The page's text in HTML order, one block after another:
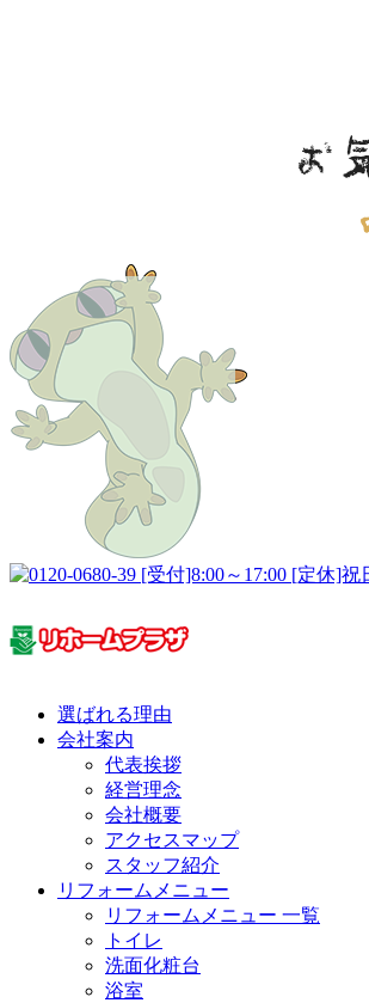
選ばれる理由
会社案内
代表挨拶
経営理念
会社概要
アクセスマップ
スタッフ紹介
リフォームメニュー
リフォームメニュー 一覧
トイレ
洗面化粧台
浴室